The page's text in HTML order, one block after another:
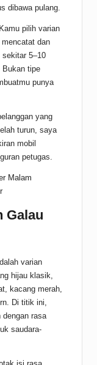
dibawa pulang.
pilih varian
dan
sekitar 5–10
Bukan tipe
punya
yang
turun, saya
mobil
petugas.
Malam
Galau
varian
hijau klasik,
kacang merah,
Di titik ini,
dengan rasa
saudara-